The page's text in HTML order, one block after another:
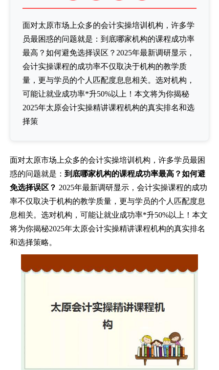
面对太原市场上众多的会计实操培训机构，许多学
员最困惑的问题就是：到底哪家机构的课程成功率
最高？如何避免选择误区？2025年最新调研显示，
会计实操课程的成功率不仅取决于机构的教学质
量，更与学员的个人匹配度息息相关。选对机构，
可能让就业成功率*升50%以上！本文将为你揭秘
2025年太原会计实操精讲课程机构的真实排名和选
择策
面对太原市场上众多的会计实操培训机构，许多学员最困
惑的问题就是： 到底哪家机构的课程成功率最高？如何避
免选择误区？ 2025年最新调研显示，会计实操课程的成功
率不仅取决于机构的教学质量，更与学员的个人匹配度息
息相关。选对机构，可能让就业成功率*升50%以上！本文
将为你揭秘2025年太原会计实操精讲课程机构的真实排名
和选择策略。